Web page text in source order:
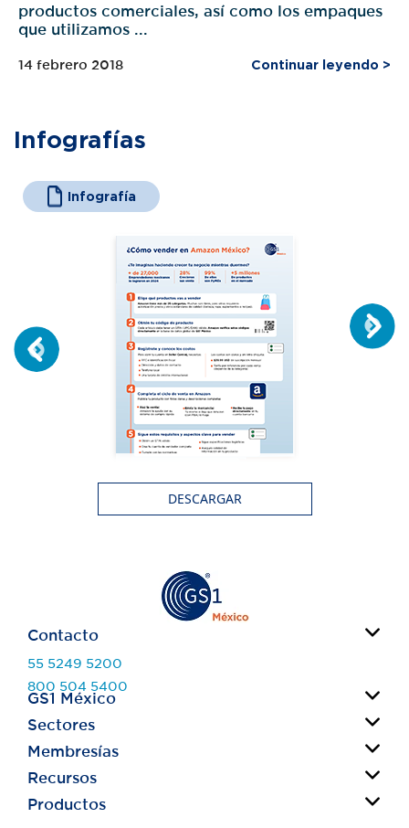
productos comerciales, así como los empaques
que utilizamos ...
14 febrero 2018 Continuar leyendo >
Infografías
Infografía
DESCARGAR
Contacto
55 5249 5200
800 504 5400
info@gs1mexico.org
GS1 México
Acerca de nosotros
Contacto
Sectores
Fabricantes
Retail
Membresías
Código de Barras
GLN
Recursos
¿Cómo vender en Walmart?
Productos